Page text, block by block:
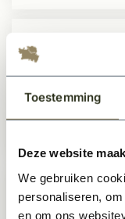
Toestemming
Deze website
We gebruiken
personaliseren,
en om ons